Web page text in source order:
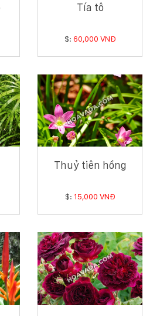
Tía tô
$: 60,000 VNĐ
Thuỷ tiên hồng
$: 15,000 VNĐ